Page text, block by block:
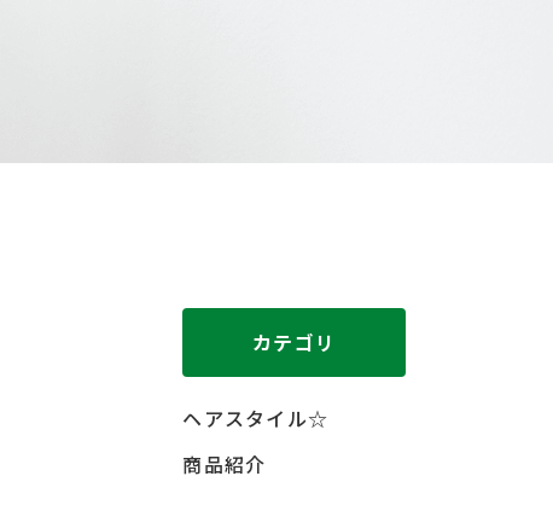
カテゴリ
ヘアスタイル☆
商品紹介